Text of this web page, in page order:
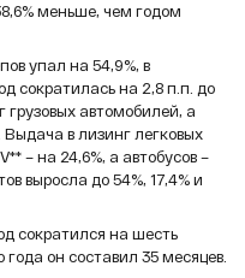
меньше, чем годом
упал на 54,9%, в
сократилась на 2,8 п.п. до
грузовых автомобилей, а
Выдача в лизинг легковых
– на 24,6%, а автобусов –
выросла до 54%, 17,4% и
сократился на шесть
он составил 35 месяцев.